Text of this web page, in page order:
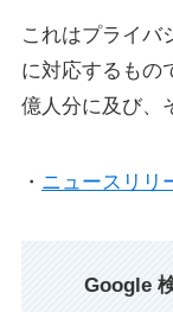
これはプライバ
に対応するもの
億人分に及び、
・ ニュースリリ
Google